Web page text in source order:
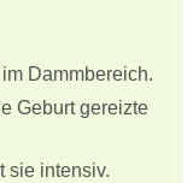
Dammbereich.
Geburt gereizte
sie intensiv.